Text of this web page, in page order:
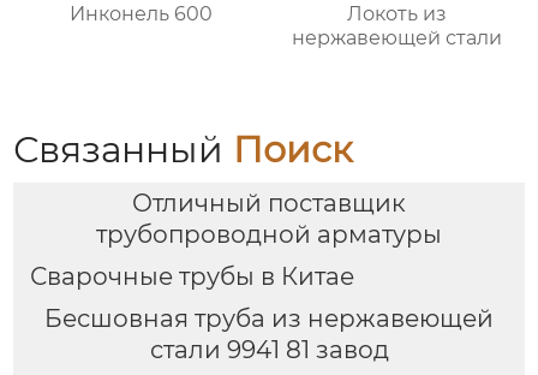
Инконель 600
Локоть из
нержавеющей стали
Связанный Поиск
Отличный поставщик
трубопроводной арматуры
Сварочные трубы в Китае
Бесшовная труба из нержавеющей
стали 9941 81 завод